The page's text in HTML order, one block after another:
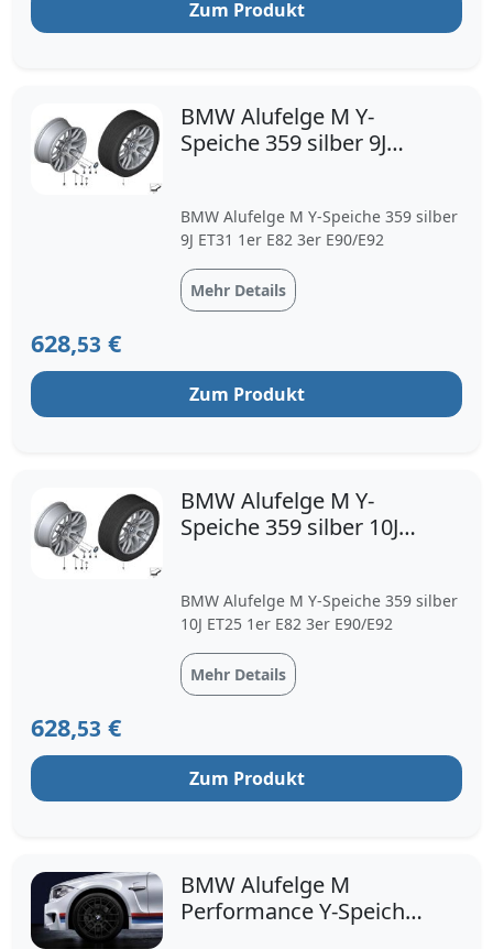
Zum Produkt
BMW Alufelge M Y-
Speiche 359 silber 9J
BMW Alufelge M Y-Speiche 359 silber
9J ET31 1er E82 3er E90/E92
Mehr Details
628,53 €
Zum Produkt
BMW Alufelge M Y-
Speiche 359 silber 10J
BMW Alufelge M Y-Speiche 359 silber
10J ET25 1er E82 3er E90/E92
Mehr Details
628,53 €
Zum Produkt
BMW Alufelge M
Performance Y-Speiche